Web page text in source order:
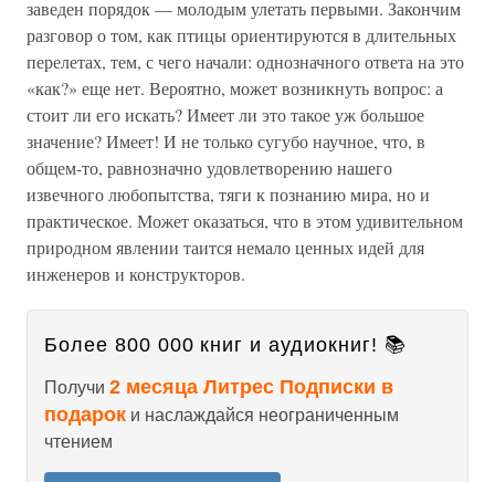
заведен порядок — молодым улетать первыми. Закончим
разговор о том, как птицы ориентируются в длительных
перелетах, тем, с чего начали: однозначного ответа на это
«как?» еще нет. Вероятно, может возникнуть вопрос: а
стоит ли его искать? Имеет ли это такое уж большое
значение? Имеет! И не только сугубо научное, что, в
общем-то, равнозначно удовлетворению нашего
извечного любопытства, тяги к познанию мира, но и
практическое. Может оказаться, что в этом удивительном
природном явлении таится немало ценных идей для
инженеров и конструкторов.
Более 800 000 книг и аудиокниг! 📚
Получи 2 месяца Литрес Подписки в
подарок и наслаждайся неограниченным
чтением